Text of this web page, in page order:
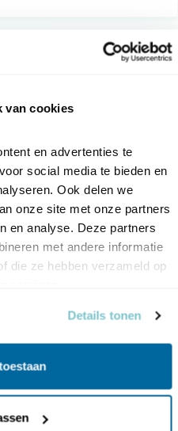
van cookies
en advertenties te
social media te bieden en
Ook delen we
onze site met onze partners
en analyse. Deze partners
met andere informatie
die ze hebben verzameld op
Details tonen
Partners is door corona